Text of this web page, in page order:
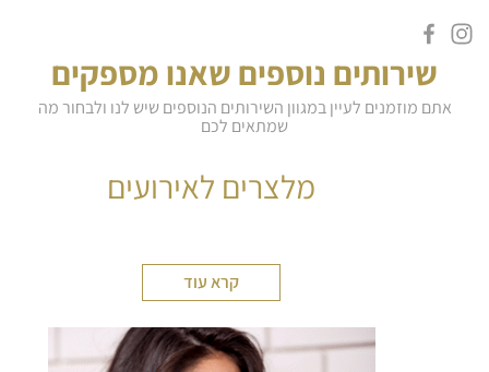
שירותים נוספים שאנו מספקים
אתם מוזמנים לעיין במגוון השירותים הנוספים שיש לנו ולבחור מה
שמתאים לכם
מלצרים לאירועים
קרא עוד